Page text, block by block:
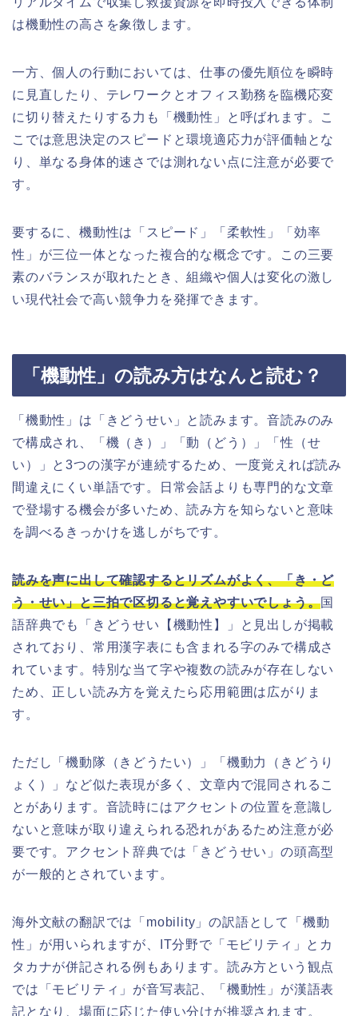
は機動性の高さを象徴します。
一方、個人の行動においては、仕事の優先順位を瞬時
に見直したり、テレワークとオフィス勤務を臨機応変
に切り替えたりする力も「機動性」と呼ばれます。こ
こでは意思決定のスピードと環境適応力が評価軸とな
り、単なる身体的速さでは測れない点に注意が必要で
す。
要するに、機動性は「スピード」「柔軟性」「効率
性」が三位一体となった複合的な概念です。この三要
素のバランスが取れたとき、組織や個人は変化の激し
い現代社会で高い競争力を発揮できます。
「機動性」の読み方はなんと読む？
「機動性」は「きどうせい」と読みます。音読みのみ
で構成され、「機（き）」「動（どう）」「性（せ
い）」と3つの漢字が連続するため、一度覚えれば読み
間違えにくい単語です。日常会話よりも専門的な文章
で登場する機会が多いため、読み方を知らないと意味
を調べるきっかけを逃しがちです。
読みを声に出して確認するとリズムがよく、「き・ど
う・せい」と三拍で区切ると覚えやすいでしょう。国
語辞典でも「きどうせい【機動性】」と見出しが掲載
されており、常用漢字表にも含まれる字のみで構成さ
れています。特別な当て字や複数の読みが存在しない
ため、正しい読み方を覚えたら応用範囲は広がりま
す。
ただし「機動隊（きどうたい）」「機動力（きどうり
ょく）」など似た表現が多く、文章内で混同されるこ
とがあります。音読時にはアクセントの位置を意識し
ないと意味が取り違えられる恐れがあるため注意が必
要です。アクセント辞典では「きどうせい」の頭高型
が一般的とされています。
海外文献の翻訳では「mobility」の訳語として「機動
性」が用いられますが、IT分野で「モビリティ」とカ
タカナが併記される例もあります。読み方という観点
では「モビリティ」が音写表記、「機動性」が漢語表
記となり、場面に応じた使い分けが推奨されます。